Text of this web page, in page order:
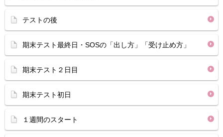
テストの後
期末テスト最終日・SOSの「出し方」「受け止め方」
期末テスト２日目
期末テスト初日
１週間のスタート